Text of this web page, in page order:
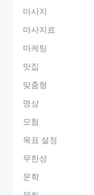
마사지
마사지료
마케팅
맛집
맞춤형
명상
모험
목표 설정
무한성
문학